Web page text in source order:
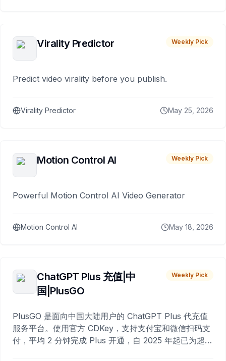
Virality Predictor Weekly Pick
Predict video virality before you publish.
Virality Predictor May 25, 2026
Motion Control AI Weekly Pick
Powerful Motion Control AI Video Generator
Motion Control AI May 18, 2026
ChatGPT Plus 充值|中
国|PlusGO
Weekly Pick
PlusGO 是面向中国大陆用户的 ChatGPT Plus 代充值
服务平台。使用官方 CDKey，支持支付宝和微信扫码支
付，平均 2 分钟完成 Plus 开通，自 2025 年起已为超过